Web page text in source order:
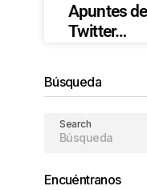
Apuntes
Twitter…
Búsqueda
Search
Encuéntranos